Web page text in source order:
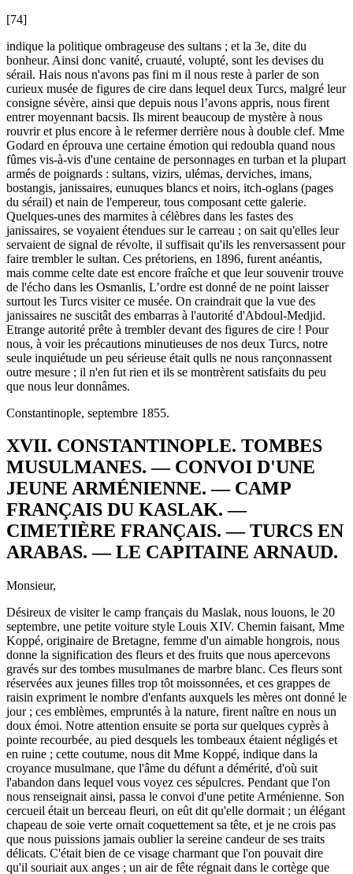
[74]
indique la politique ombrageuse des sultans ; et la 3e, dite du
bonheur. Ainsi donc vanité, cruauté, volupté, sont les devises du
sérail. Hais nous n'avons pas fini m il nous reste à parler de son
curieux musée de figures de cire dans lequel deux Turcs, malgré leur
consigne sévère, ainsi que depuis nous l’avons appris, nous firent
entrer moyennant bacsis. Ils mirent beaucoup de mystère à nous
rouvrir et plus encore à le refermer derrière nous à double clef. Mme
Godard en éprouva une certaine émotion qui redoubla quand nous
fûmes vis-à-vis d'une centaine de personnages en turban et la plupart
armés de poignards : sultans, vizirs, ulémas, derviches, imans,
bostangis, janissaires, eunuques blancs et noirs, itch-oglans (pages
du sérail) et nain de l'empereur, tous composant cette galerie.
Quelques-unes des marmites à célèbres dans les fastes des
janissaires, se voyaient étendues sur le carreau ; on sait qu'elles leur
servaient de signal de révolte, il suffisait qu'ils les renversassent pour
faire trembler le sultan. Ces prétoriens, en 1896, furent anéantis,
mais comme celte date est encore fraîche et que leur souvenir trouve
de l'écho dans les Osmanlis, L’ordre est donné de ne point laisser
surtout les Turcs visiter ce musée. On craindrait que la vue des
janissaires ne suscitât des embarras à l'autorité d'Abdoul-Medjid.
Etrange autorité prête à trembler devant des figures de cire ! Pour
nous, à voir les précautions minutieuses de nos deux Turcs, notre
seule inquiétude un peu sérieuse était qulls ne nous rançonnassent
outre mesure ; il n'en fut rien et ils se montrèrent satisfaits du peu
que nous leur donnâmes.
Constantinople, septembre 1855.
XVII. CONSTANTINOPLE. TOMBES
MUSULMANES. — CONVOI D'UNE
JEUNE ARMÉNIENNE. — CAMP
FRANÇAIS DU KASLAK. —
CIMETIÈRE FRANÇAIS. — TURCS EN
ARABAS. — LE CAPITAINE ARNAUD.
Monsieur,
Désireux de visiter le camp français du Maslak, nous louons, le 20
septembre, une petite voiture style Louis XIV. Chemin faisant, Mme
Koppé, originaire de Bretagne, femme d'un aimable hongrois, nous
donne la signification des fleurs et des fruits que nous apercevons
gravés sur des tombes musulmanes de marbre blanc. Ces fleurs sont
réservées aux jeunes filles trop tôt moissonnées, et ces grappes de
raisin expriment le nombre d'enfants auxquels les mères ont donné le
jour ; ces emblèmes, empruntés à la nature, firent naître en nous un
doux émoi. Notre attention ensuite se porta sur quelques cyprès à
pointe recourbée, au pied desquels les tombeaux étaient négligés et
en ruine ; cette coutume, nous dit Mme Koppé, indique dans la
croyance musulmane, que l'âme du défunt a démérité, d'où suit
l'abandon dans lequel vous voyez ces sépulcres. Pendant que l'on
nous renseignait ainsi, passa le convoi d'une petite Arménienne. Son
cercueil était un berceau fleuri, on eût dit qu'elle dormait ; un élégant
chapeau de soie verte ornait coquettement sa tête, et je ne crois pas
que nous puissions jamais oublier la sereine candeur de ses traits
délicats. C'était bien de ce visage charmant que l'on pouvait dire
qu'il souriait aux anges ; un air de fête régnait dans le cortège que